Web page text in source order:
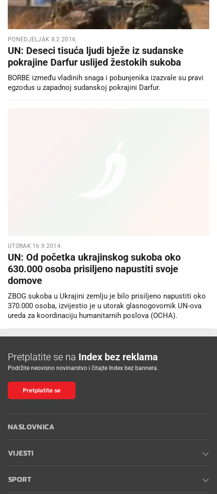
PONEDJELJAK 8.2.2016.
UN: Deseci tisuća ljudi bježe iz sudanske
pokrajine Darfur uslijed žestokih sukoba
BORBE između vladinih snaga i pobunjenika izazvale su pravi
egzodus u zapadnoj sudanskoj pokrajini Darfur.
UTORAK 16.9.2014.
UN: Od početka ukrajinskog sukoba oko
630.000 osoba prisiljeno napustiti svoje
domove
ZBOG sukoba u Ukrajini zemlju je bilo prisiljeno napustiti oko
370.000 osoba, izvijestio je u utorak glasnogovornik UN-ova
ureda za koordinaciju humanitarnih poslova (OCHA).
Pretplatite se na Index bez reklama
Podržite neovisno novinarstvo i čitajte Index bez bannera.
Pretplatite se
NASLOVNICA
VIJESTI
SPORT